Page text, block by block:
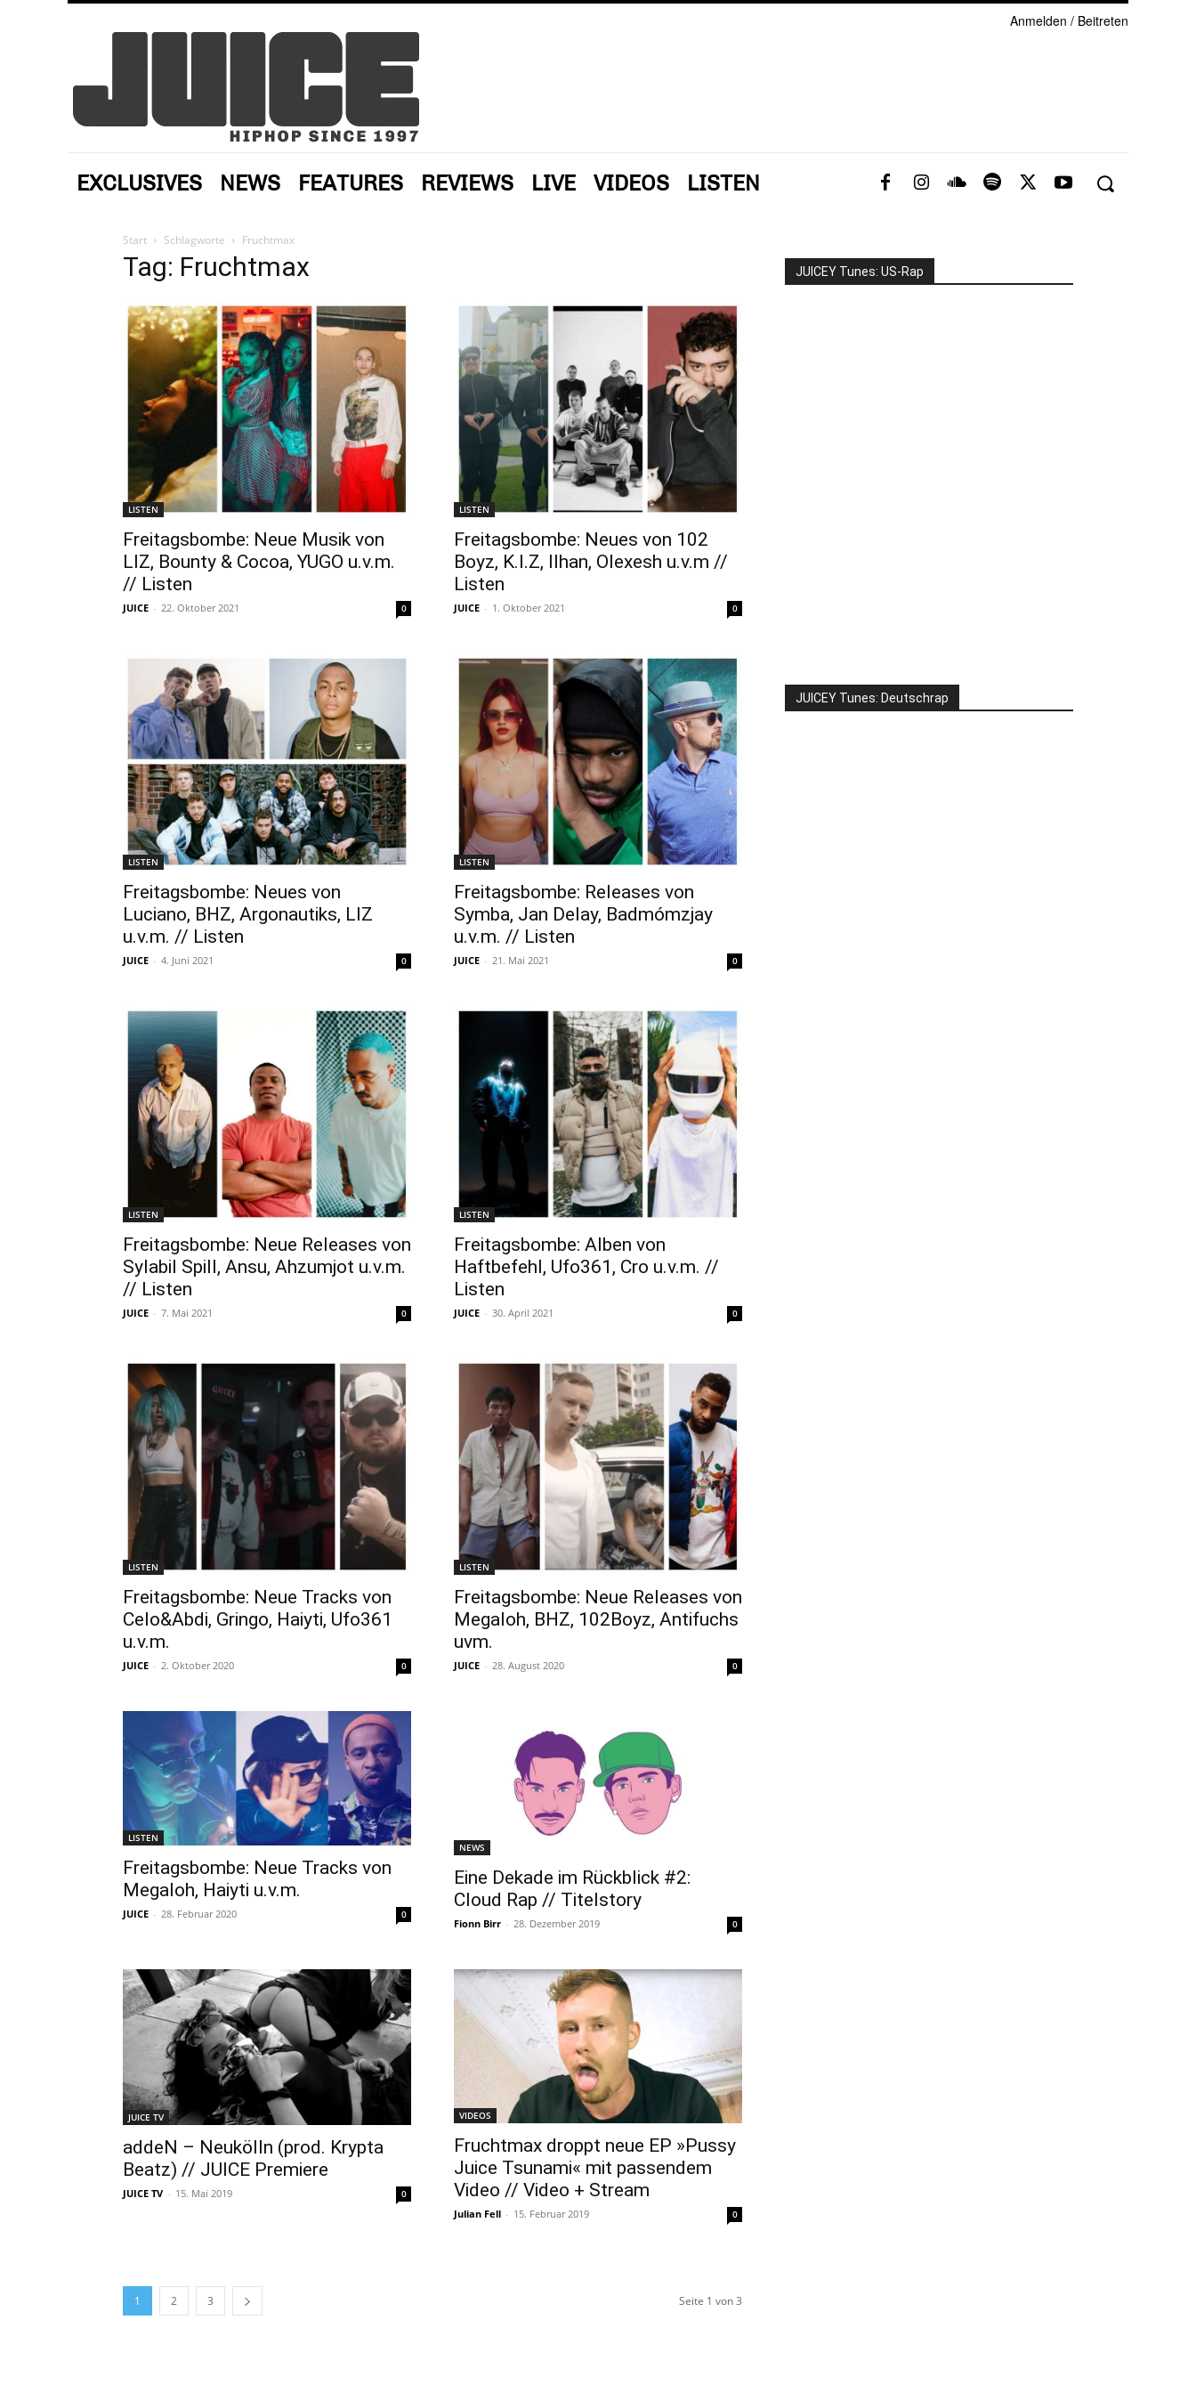
Anmelden / Beitreten
EXCLUSIVES NEWS FEATURES REVIEWS LIVE VIDEOS LISTEN
Start Schlagworte Fruchtmax
Tag: Fruchtmax
LISTEN
Freitagsbombe: Neue Musik von
LIZ, Bounty & Cocoa, YUGO u.v.m.
// Listen
JUICE - 22. Oktober 2021 0
LISTEN
Freitagsbombe: Neues von 102
Boyz, K.I.Z, Ilhan, Olexesh u.v.m //
Listen
JUICE - 1. Oktober 2021 0
LISTEN
Freitagsbombe: Neues von
Luciano, BHZ, Argonautiks, LIZ
u.v.m. // Listen
JUICE - 4. Juni 2021 0
LISTEN
Freitagsbombe: Releases von
Symba, Jan Delay, Badmómzjay
u.v.m. // Listen
JUICE - 21. Mai 2021 0
LISTEN
Freitagsbombe: Neue Releases von
Sylabil Spill, Ansu, Ahzumjot u.v.m.
// Listen
JUICE - 7. Mai 2021 0
LISTEN
Freitagsbombe: Alben von
Haftbefehl, Ufo361, Cro u.v.m. //
Listen
JUICE - 30. April 2021 0
LISTEN
Freitagsbombe: Neue Tracks von
Celo&Abdi, Gringo, Haiyti, Ufo361
u.v.m.
JUICE - 2. Oktober 2020 0
LISTEN
Freitagsbombe: Neue Releases von
Megaloh, BHZ, 102Boyz, Antifuchs
uvm.
JUICE - 28. August 2020 0
LISTEN
Freitagsbombe: Neue Tracks von
Megaloh, Haiyti u.v.m.
JUICE - 28. Februar 2020 0
NEWS
Eine Dekade im Rückblick #2:
Cloud Rap // Titelstory
Fionn Birr - 28. Dezember 2019 0
JUICE TV
addeN – Neukölln (prod. Krypta
Beatz) // JUICE Premiere
JUICE TV - 15. Mai 2019 0
VIDEOS
Fruchtmax droppt neue EP »Pussy
Juice Tsunami« mit passendem
Video // Video + Stream
Julian Fell - 15. Februar 2019 0
1 2 3 Seite 1 von 3
JUICEY Tunes: US-Rap
JUICEY Tunes: Deutschrap